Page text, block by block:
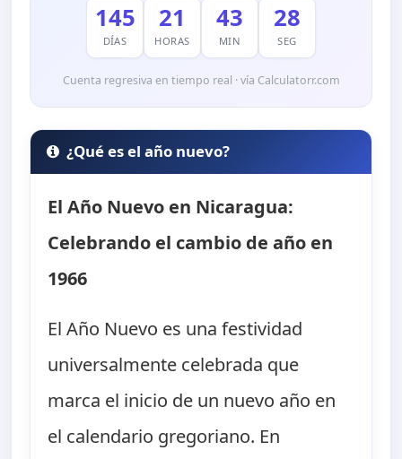
145
DÍAS
21
HORAS
43
MIN
27
SEG
Cuenta regresiva en tiempo real · vía Calculatorr.com
¿Qué es el año nuevo?
El Año Nuevo en Nicaragua:
Celebrando el cambio de año en
1966
El Año Nuevo es una festividad
universalmente celebrada que
marca el inicio de un nuevo año en
el calendario gregoriano. En